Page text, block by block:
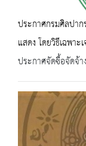
ประกาศกรมศิลปาก
แสดง โดยวิธีเฉพาะ
ประกาศจัดซื้อจัดจ้าง